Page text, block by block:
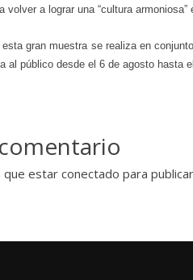
volver a lograr una “cultura
gran muestra se realiza en
al público desde el 6 de agosto hasta
que estarconectado para